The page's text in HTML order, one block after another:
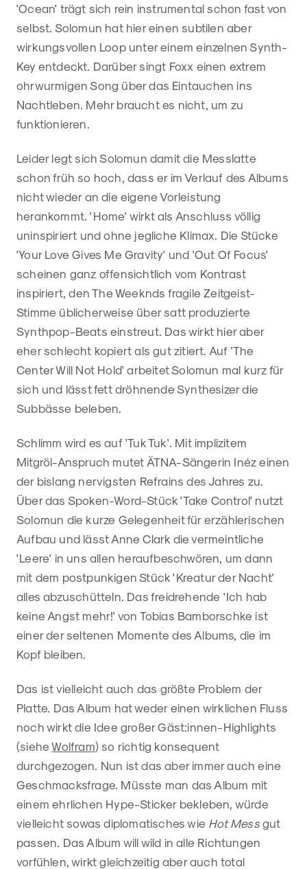
'Ocean' trägt sich rein instrumental schon fast von
selbst. Solomun hat hier einen subtilen aber
wirkungsvollen Loop unter einem einzelnen Synth-
Key entdeckt. Darüber singt Foxx einen extrem
ohrwurmigen Song über das Eintauchen ins
Nachtleben. Mehr braucht es nicht, um zu
funktionieren.
Leider legt sich Solomun damit die Messlatte
schon früh so hoch, dass er im Verlauf des Albums
nicht wieder an die eigene Vorleistung
herankommt. 'Home' wirkt als Anschluss völlig
uninspiriert und ohne jegliche Klimax. Die Stücke
'Your Love Gives Me Gravity' und 'Out Of Focus'
scheinen ganz offensichtlich vom Kontrast
inspiriert, den The Weeknds fragile Zeitgeist-
Stimme üblicherweise über satt produzierte
Synthpop-Beats einstreut. Das wirkt hier aber
eher schlecht kopiert als gut zitiert. Auf 'The
Center Will Not Hold' arbeitet Solomun mal kurz für
sich und lässt fett dröhnende Synthesizer die
Subbässe beleben.
Schlimm wird es auf 'Tuk Tuk'. Mit implizitem
Mitgröl-Anspruch mutet ÄTNA-Sängerin Inéz einen
der bislang nervigsten Refrains des Jahres zu.
Über das Spoken-Word-Stück 'Take Control' nutzt
Solomun die kurze Gelegenheit für erzählerischen
Aufbau und lässt Anne Clark die vermeintliche
'Leere' in uns allen heraufbeschwören, um dann
mit dem postpunkigen Stück 'Kreatur der Nacht'
alles abzuschütteln. Das freidrehende 'Ich hab
keine Angst mehr!' von Tobias Bamborschke ist
einer der seltenen Momente des Albums, die im
Kopf bleiben.
Das ist vielleicht auch das größte Problem der
Platte. Das Album hat weder einen wirklichen Fluss
noch wirkt die Idee großer Gäst:innen-Highlights
(sieheWolfram) so richtig konsequent
durchgezogen. Nun ist das aber immer auch eine
Geschmacksfrage. Müsste man das Album mit
einem ehrlichen Hype-Sticker bekleben, würde
vielleicht sowas diplomatisches wie Hot Messgut
passen. Das Album will wild in alle Richtungen
vorfühlen, wirkt gleichzeitig aber auch total